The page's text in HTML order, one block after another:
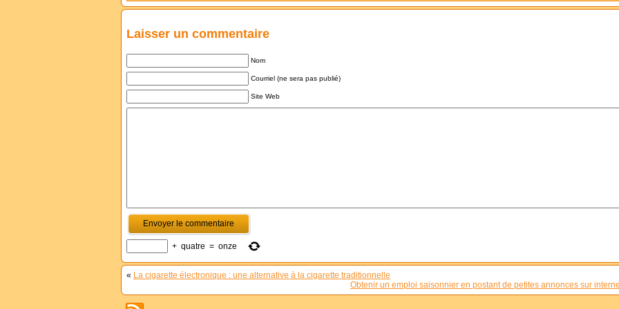
Laisser un commentaire
Nom
Courriel (ne sera pas publié)
Site Web
+ quatre = onze
« La cigarette électronique : une alternative à la cigarette traditionnelle
Obtenir un emploi saisonnier en postant de petites annonces sur